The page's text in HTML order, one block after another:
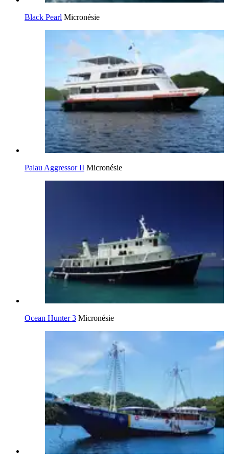
Black Pearl Micronésie
Palau Aggressor II Micronésie
Ocean Hunter 3 Micronésie